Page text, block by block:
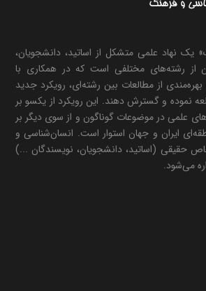
نهاد علمی متشکل از اساتید، دانشجویان،
از رشته‌های مختلفی است که در همکاری با
از مطالعات بین رشته‌ای، رویکرد جدید
نموده و گسترش دهند. این رویکرد از یکسو بر
علمی در موضوعات گوناگون و از سوی دیگر بر
ایران و جهان استوار است. انسان‌شناسی و
حقیقی (اساتید، دانشجویان، نویسندگان ...)
می‌شود.